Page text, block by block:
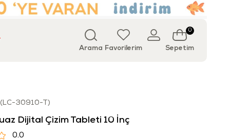
Arama Sepetim
0
Favorilerim
(LC-30910-T)
Dijital Çizim Tableti 10 İnç
0.0